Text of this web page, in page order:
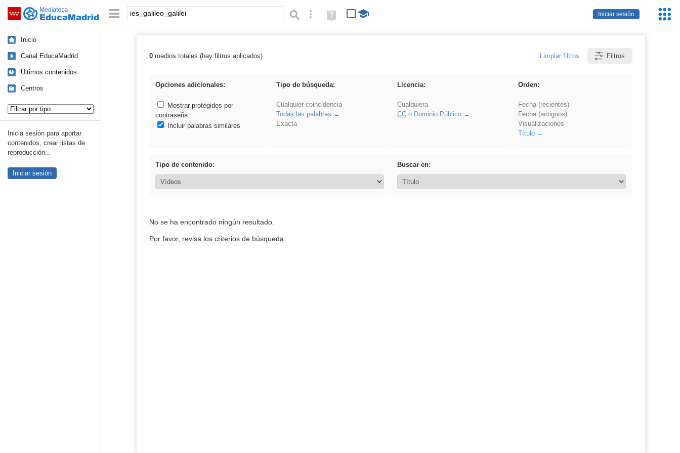
Saltar navegación
Iniciar sesión
Palabra o frase: Búsqueda avanzada
Ayuda
(en
Inicio
Canal EducaMadrid
Últimos contenidos
Centros
Inicia sesión para aportar
contenidos, crear listas de
reproducción...
Iniciar sesión
Resultados de: ies_galileo_galilei
0medios totales (hay filtros aplicados) Limpiar filtros Filtros
Opciones adicionales:
Mostrar protegidos por
contraseña
Incluir palabras similares
Tipo de búsqueda:
Cualquier coincidencia
Todas las palabras
Exacta
Licencia:
Cualquiera
CCo Dominio Público
Orden:
Fecha (recientes)
Fecha (antiguos)
Visualizaciones
Título
Tipo de contenido: Buscar en:
No se ha encontrado ningún resultado.
Por favor, revisa los criterios de búsqueda.